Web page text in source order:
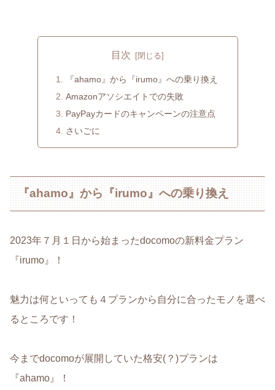
目次
『ahamo』から『irumo』への乗り換え
Amazonアソシエイトでの失敗
PayPayカードのキャンペーンの注意点
さいごに
『ahamo』から『irumo』への乗り換え
2023年７月１日から始まったdocomoの新料金プラン
『irumo』！
魅力は何といっても４プランから自分に合ったモノを選べ
るところです！
今までdocomoが展開していた格安(？)プランは
『ahamo』！